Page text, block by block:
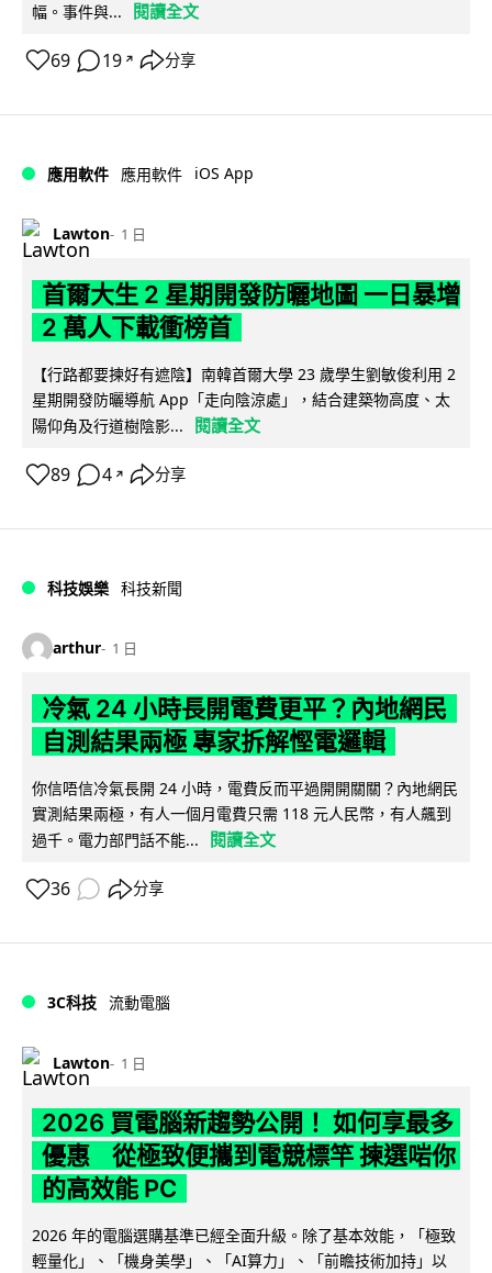
幅。事件與... 閱讀全文
69 19 ↗ 分享
應用軟件 應用軟件 iOS App
Lawton 1 日
首爾大生 2 星期開發防曬地圖 一日暴增
2 萬人下載衝榜首
【行路都要揀好有遮陰】南韓首爾大學 23 歲學生劉敏俊利用 2
星期開發防曬導航 App「走向陰涼處」，結合建築物高度、太
陽仰角及行道樹陰影...
閱讀全文
89 4 ↗ 分享
科技娛樂 科技新聞
arthur 1 日
冷氣 24 小時長開電費更平？內地網民
自測結果兩極 專家拆解慳電邏輯
你信唔信冷氣長開 24 小時，電費反而平過開開關關？內地網民
實測結果兩極，有人一個月電費只需 118 元人民幣，有人飆到
過千。電力部門話不能...
閱讀全文
36 分享
3C科技 流動電腦
Lawton 1 日
2026 買電腦新趨勢公開！ 如何享最多
優惠 從極致便攜到電競標竿 揀選啱你
的高效能 PC
2026 年的電腦選購基準已經全面升級。除了基本效能，「極致
輕量化」、「機身美學」、「AI算力」、「前瞻技術加持」以